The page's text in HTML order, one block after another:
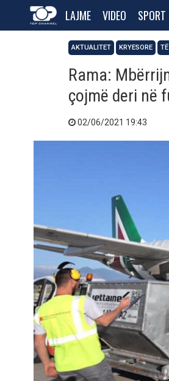
LAJME VIDEO SPORT
AKTUALITET KRYESORE
Rama:
çojmë deri në
02/06/2021 19:43